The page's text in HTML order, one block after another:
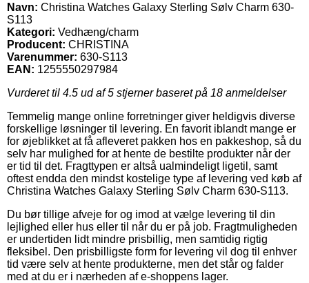
Navn: Christina Watches Galaxy Sterling Sølv Charm 630-
S113
Kategori: Vedhæng/charm
Producent: CHRISTINA
Varenummer: 630-S113
EAN: 1255550297984
Vurderet til 4.5 ud af 5 stjerner baseret på 18 anmeldelser
Temmelig mange online forretninger giver heldigvis diverse
forskellige løsninger til levering. En favorit iblandt mange er
for øjeblikket at få afleveret pakken hos en pakkeshop, så du
selv har mulighed for at hente de bestilte produkter når der
er tid til det. Fragttypen er altså ualmindeligt ligetil, samt
oftest endda den mindst kostelige type af levering ved køb af
Christina Watches Galaxy Sterling Sølv Charm 630-S113.
Du bør tillige afveje for og imod at vælge levering til din
lejlighed eller hus eller til når du er på job. Fragtmuligheden
er undertiden lidt mindre prisbillig, men samtidig rigtig
fleksibel. Den prisbilligste form for levering vil dog til enhver
tid være selv at hente produkterne, men det står og falder
med at du er i nærheden af e-shoppens lager.